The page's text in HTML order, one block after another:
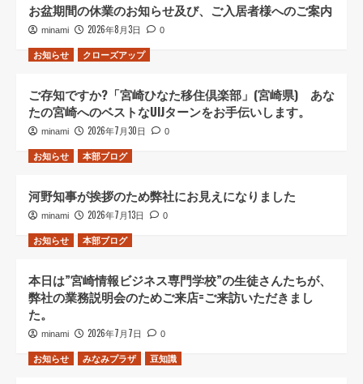
お盆期間の休業のお知らせ及び、ご入居者様へのご案内
minami 2026年8月3日 0
お知らせ クローズアップ
ご存知ですか?「宮崎ひなた移住倶楽部」(宮崎県) あな
たの宮崎へのベストなUIJターンをお手伝いします。
minami 2026年7月30日 0
お知らせ 本部ブログ
河野知事が挨拶のため弊社にお見えになりました
minami 2026年7月13日 0
お知らせ 本部ブログ
本日は”宮崎情報ビジネス専門学校”の生徒さんたちが、
弊社の業務説明会のためご来店=ご来訪いただきまし
た。
minami 2026年7月7日 0
お知らせ みなみプラザ 豆知識